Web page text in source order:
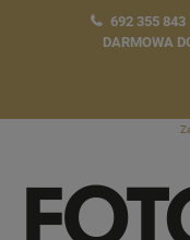
692 355 843
DARMOWA